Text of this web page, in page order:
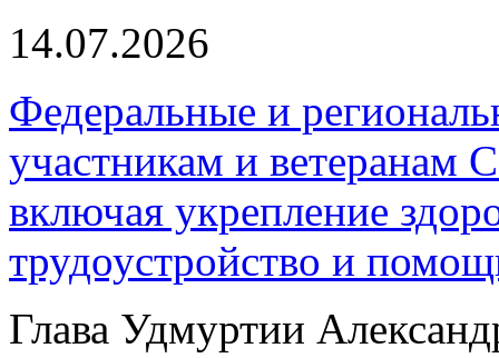
14.07.2026
Федеральные и
участникам и
включая укрепление
трудоустройство и
Глава Удмуртии